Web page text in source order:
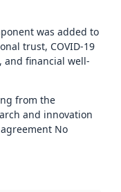
was added to
trust, COVID-19
and financial well-
from the
and innovation
No